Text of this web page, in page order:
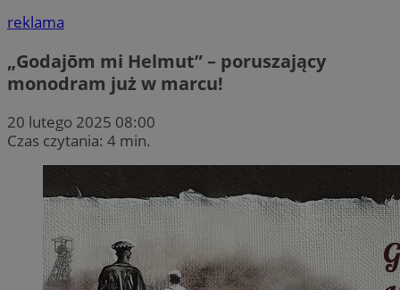
reklama
„Godajōm mi Helmut” – poruszający
monodram już w marcu!
20 lutego 2025 08:00
Czas czytania: 4 min.